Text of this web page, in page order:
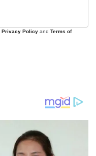
Privacy Policy and Terms of